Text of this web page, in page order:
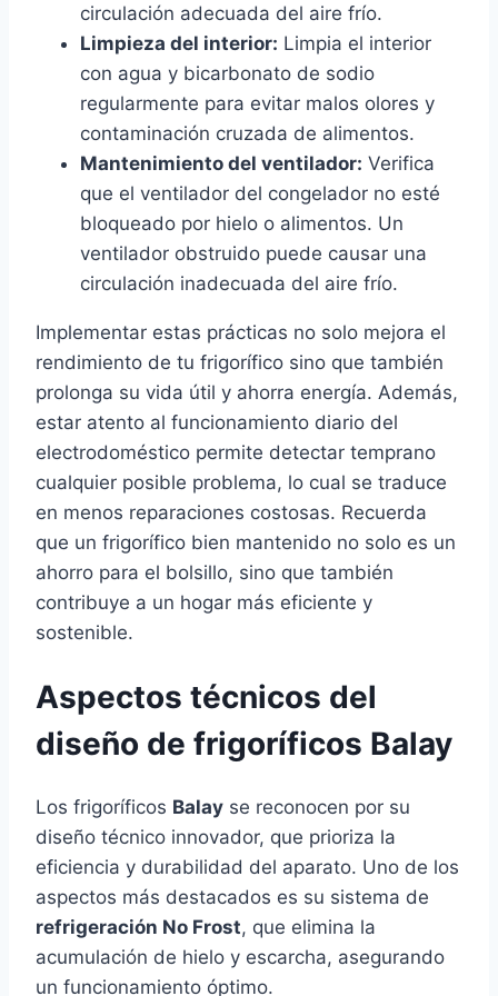
circulación adecuada del aire frío.
Limpieza del interior: Limpia el interior
con agua y bicarbonato de sodio
regularmente para evitar malos olores y
contaminación cruzada de alimentos.
Mantenimiento del ventilador: Verifica
que el ventilador del congelador no esté
bloqueado por hielo o alimentos. Un
ventilador obstruido puede causar una
circulación inadecuada del aire frío.
Implementar estas prácticas no solo mejora el
rendimiento de tu frigorífico sino que también
prolonga su vida útil y ahorra energía. Además,
estar atento al funcionamiento diario del
electrodoméstico permite detectar temprano
cualquier posible problema, lo cual se traduce
en menos reparaciones costosas. Recuerda
que un frigorífico bien mantenido no solo es un
ahorro para el bolsillo, sino que también
contribuye a un hogar más eficiente y
sostenible.
Aspectos técnicos del
diseño de frigoríficos Balay
Los frigoríficos Balay se reconocen por su
diseño técnico innovador, que prioriza la
eficiencia y durabilidad del aparato. Uno de los
aspectos más destacados es su sistema de
refrigeración No Frost, que elimina la
acumulación de hielo y escarcha, asegurando
un funcionamiento óptimo.